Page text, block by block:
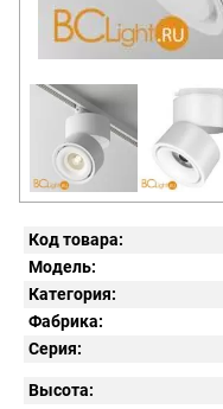
Код товара:
Модель:
Категория:
Фабрика:
Серия:
Высота: